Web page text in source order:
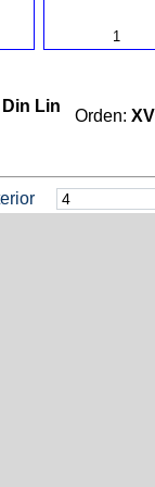
1
Lin
Orden: